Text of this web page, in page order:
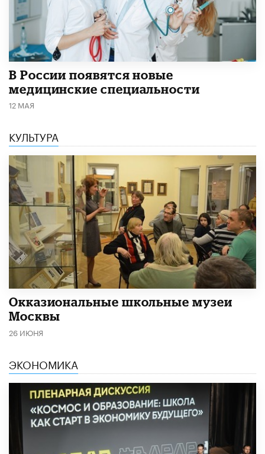
В России появятся новые
медицинские специальности
12 МАЯ
КУЛЬТУРА
​Окказиональные школьные музеи
Москвы
26 ИЮНЯ
ЭКОНОМИКА